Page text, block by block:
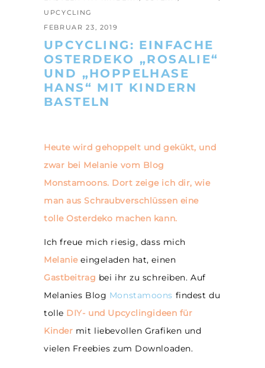
UPCYCLING
FEBRUAR 23, 2019
UPCYCLING: EINFACHE
OSTERDEKO „ROSALIE“
UND „HOPPELHASE
HANS“ MIT KINDERN
BASTELN
Heute wird gehoppelt und gekükt, und
zwar bei Melanie vom Blog
Monstamoons. Dort zeige ich dir, wie
man aus Schraubverschlüssen eine
tolle Osterdeko machen kann.
Ich freue mich riesig, dass mich
Melanieeingeladen hat, einen
Gastbeitrag bei ihr zu schreiben. Auf
Melanies Blog Monstamoons findest du
tolle DIY- und Upcyclingideen für
Kinder mit liebevollen Grafiken und
vielen Freebies zum Downloaden.